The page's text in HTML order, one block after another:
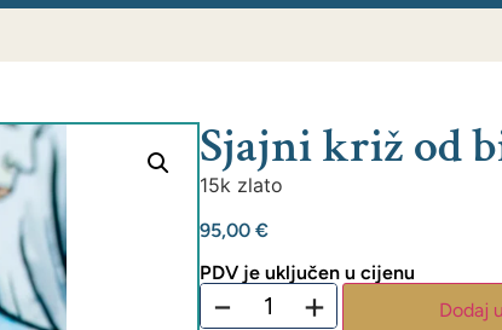
Sjajni križ od
15k zlato
95,00 €
PDV je uključen u cijenu
− +
Dodaj